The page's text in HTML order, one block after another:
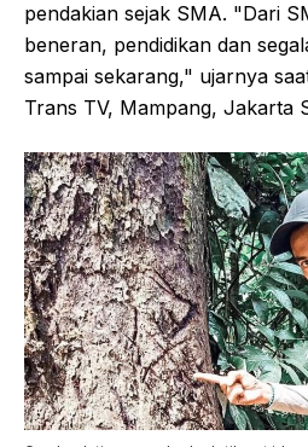
pendakian sejak SMA. "Dari
beneran, pendidikan dan
sampai sekarang," ujarnya
Trans TV, Mampang, Jakarta